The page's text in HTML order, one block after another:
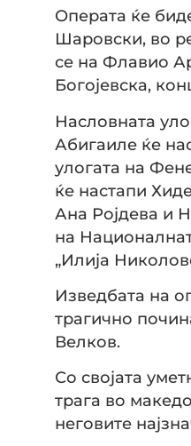
Операта ќе
Шаровски, во
се на Флавио
Богојевска,
Насловната
Абигаиле ќе
улогата на
ќе настапи
Ана Ројдева и
на
„Илија
Изведбата на
трагично
Велков.
Со својата
трага во
неговите